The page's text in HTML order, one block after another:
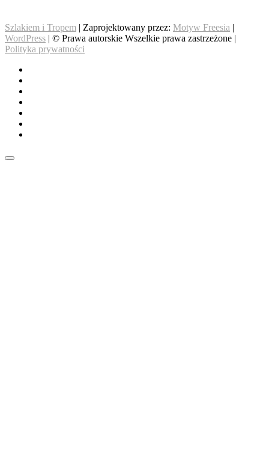
Szlakiem i Tropem | Zaprojektowany przez: Motyw Freesia |
WordPress | © Prawa autorskie Wszelkie prawa zastrzeżone |
Polityka prywatności